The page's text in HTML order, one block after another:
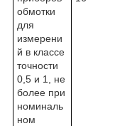
обмотки
для
измерени
й в классе
точности
0,5 и 1, не
более при
номиналь
ном